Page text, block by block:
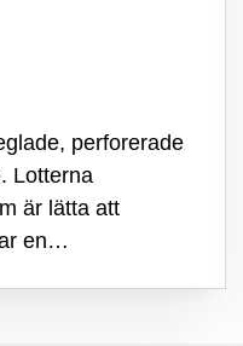
perforerade
Lotterna
är lätta att
en…